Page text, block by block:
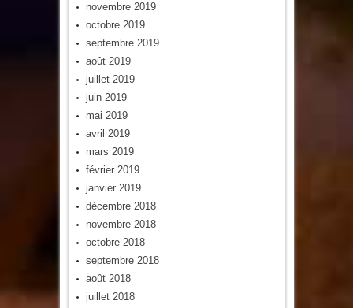
novembre 2019
octobre 2019
septembre 2019
août 2019
juillet 2019
juin 2019
mai 2019
avril 2019
mars 2019
février 2019
janvier 2019
décembre 2018
novembre 2018
octobre 2018
septembre 2018
août 2018
juillet 2018